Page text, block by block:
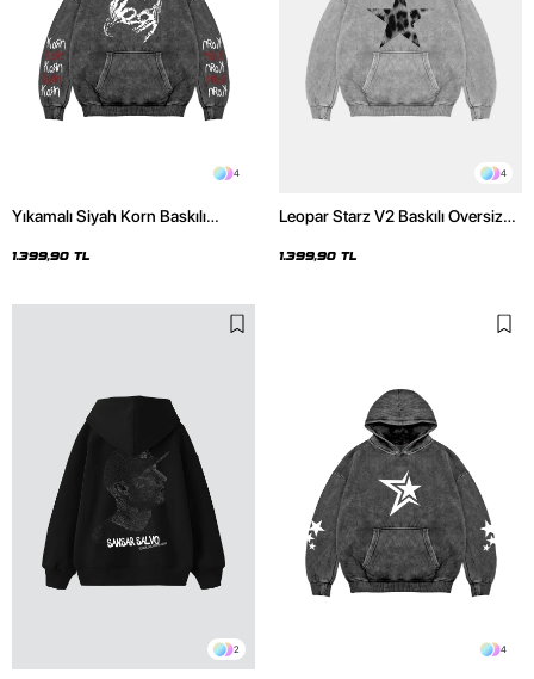
4
Yıkamalı Siyah Korn Baskılı
1.399,90 TL
4
Leopar Starz V2 Baskılı Oversize
Hoodie
1.399,90 TL
2 4